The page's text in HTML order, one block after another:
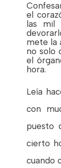
el
las mil
mete la
no solo
el
hora.
Leía
con
puesto
cierto
cuando